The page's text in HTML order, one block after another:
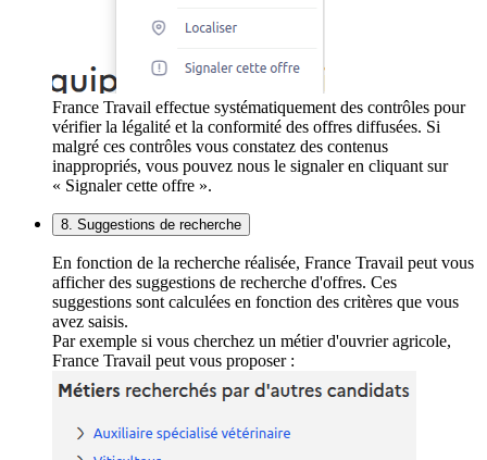
France Travail effectue systématiquement des contrôles pour
vérifier la légalité et la conformité des offres diffusées. Si
malgré ces contrôles vous constatez des contenus
inappropriés, vous pouvez nous le signaler en cliquant sur
« Signaler cette offre ».
8. Suggestions de recherche
En fonction de la recherche réalisée, France Travail peut vous
afficher des suggestions de recherche d'offres. Ces
suggestions sont calculées en fonction des critères que vous
avez saisis.
Par exemple si vous cherchez un métier d'ouvrier agricole,
France Travail peut vous proposer :